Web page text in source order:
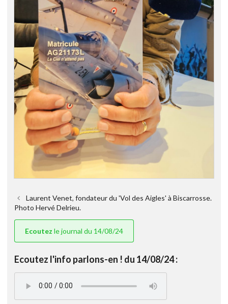
Laurent Venet, fondateur du 'Vol des Aigles' à Biscarrosse.
Photo Hervé Delrieu.
Ecoutez le journal du 14/08/24
Ecoutez l'info parlons-en ! du 14/08/24 :